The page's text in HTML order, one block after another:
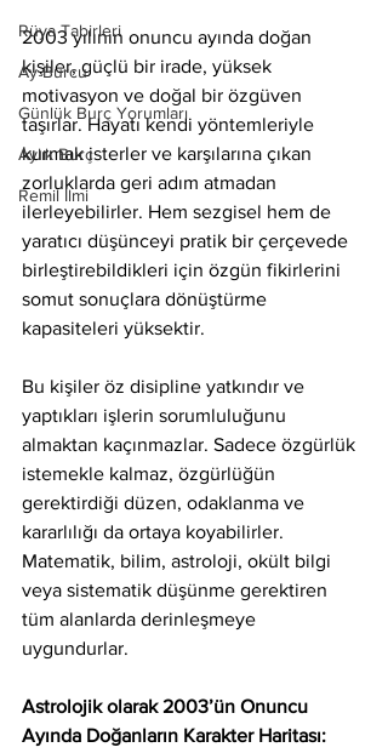
Rüya Tabirleri
Ay Burcu
Günlük Burç Yorumları
Aylık Burç
Remil İlmi
2003 yılının onuncu ayında doğan
kişiler, güçlü bir irade, yüksek
motivasyon ve doğal bir özgüven
taşırlar. Hayatı kendi yöntemleriyle
kurmak isterler ve karşılarına çıkan
zorluklarda geri adım atmadan
ilerleyebilirler. Hem sezgisel hem de
yaratıcı düşünceyi pratik bir çerçevede
birleştirebildikleri için özgün fikirlerini
somut sonuçlara dönüştürme
kapasiteleri yüksektir.
Bu kişiler öz disipline yatkındır ve
yaptıkları işlerin sorumluluğunu
almaktan kaçınmazlar. Sadece özgürlük
istemekle kalmaz, özgürlüğün
gerektirdiği düzen, odaklanma ve
kararlılığı da ortaya koyabilirler.
Matematik, bilim, astroloji, okült bilgi
veya sistematik düşünme gerektiren
tüm alanlarda derinleşmeye
uygundurlar.
Astrolojik olarak 2003’ün Onuncu
Ayında Doğanların Karakter Haritası: